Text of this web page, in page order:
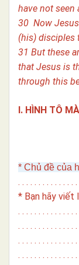
have not seen
30 Now
(his) disciples
31 But these
that Jesus is
through this
I. HÌNH TÔ
* Chủ đề của
. . . . . . . . . . . . . .
* Bạn hãy viết
. . . . . . . . . . . . . .
. . . . . . . . . . . . . .
. . . . . . . . . . . . . .
. . . . . . . . . . . . . .